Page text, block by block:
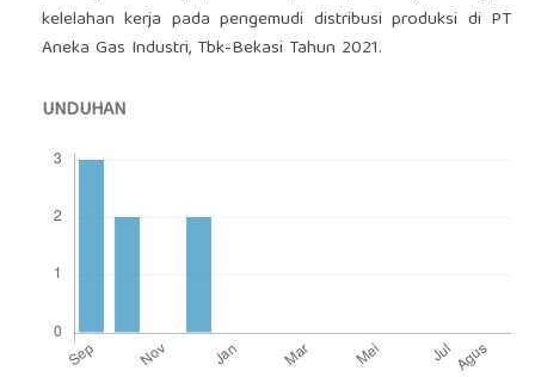
kelelahan kerja pada pengemudi distribusi produksi di PT
Aneka Gas Industri, Tbk-Bekasi Tahun 2021.
UNDUHAN